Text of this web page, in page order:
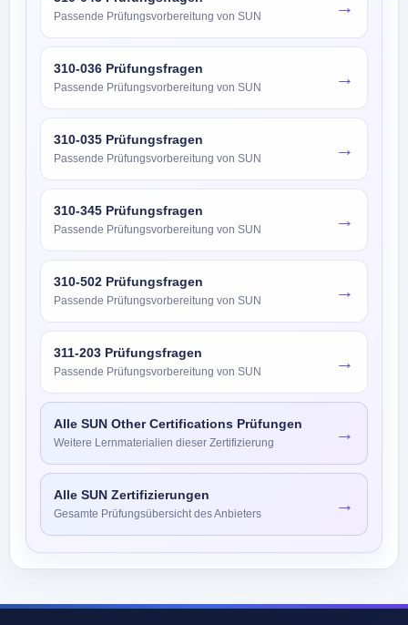
Passende Prüfungsvorbereitung von SUN →
310-036 Prüfungsfragen
Passende Prüfungsvorbereitung von SUN →
310-035 Prüfungsfragen
Passende Prüfungsvorbereitung von SUN →
310-345 Prüfungsfragen
Passende Prüfungsvorbereitung von SUN →
310-502 Prüfungsfragen
Passende Prüfungsvorbereitung von SUN →
311-203 Prüfungsfragen
Passende Prüfungsvorbereitung von SUN →
Alle SUN Other Certifications Prüfungen
Weitere Lernmaterialien dieser Zertifizierung →
Alle SUN Zertifizierungen
Gesamte Prüfungsübersicht des Anbieters →